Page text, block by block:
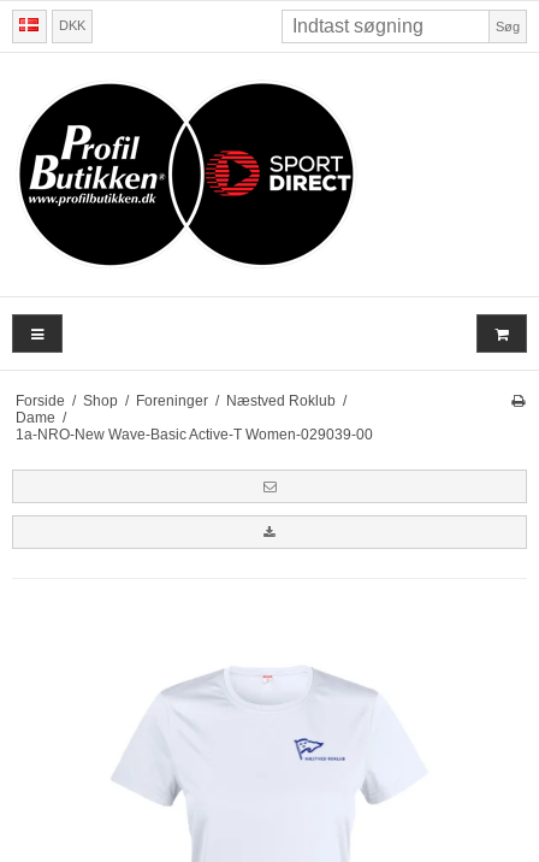
DKK Søg
Forside / Shop / Foreninger / Næstved Roklub /
Dame /
1a-NRO-New Wave-Basic Active-T Women-029039-00